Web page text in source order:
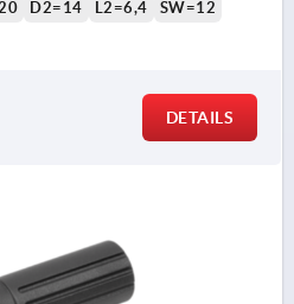
D2=14 L2=6,4 SW=12
DETAILS